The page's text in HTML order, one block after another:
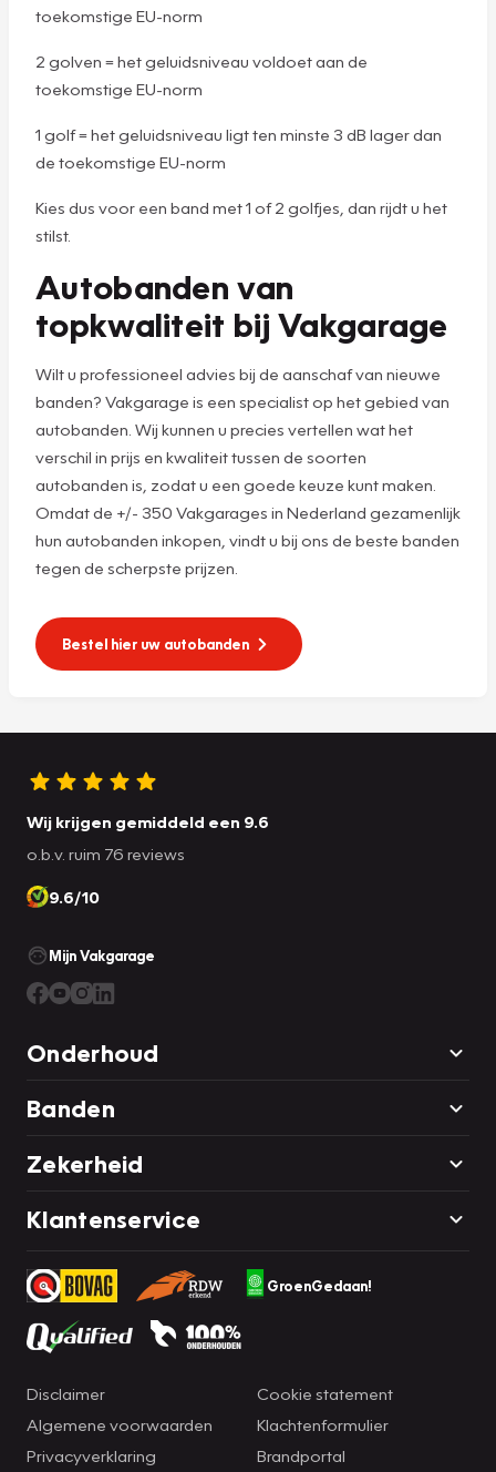
toekomstige EU-norm
2 golven = het geluidsniveau voldoet aan de
toekomstige EU-norm
1 golf = het geluidsniveau ligt ten minste 3 dB lager dan
de toekomstige EU-norm
Kies dus voor een band met 1 of 2 golfjes, dan rijdt u het
stilst.
Autobanden van
topkwaliteit bij Vakgarage
Wilt u professioneel advies bij de aanschaf van nieuwe
banden? Vakgarage is een specialist op het gebied van
autobanden. Wij kunnen u precies vertellen wat het
verschil in prijs en kwaliteit tussen de soorten
autobanden is, zodat u een goede keuze kunt maken.
Omdat de +/- 350 Vakgarages in Nederland gezamenlijk
hun autobanden inkopen, vindt u bij ons de beste banden
tegen de scherpste prijzen.
Bestel hier uw autobanden
Wij krijgen gemiddeld een 9.6
o.b.v. ruim 76 reviews
9.6/10
Mijn Vakgarage
Onderhoud
Banden
Zekerheid
Klantenservice
GroenGedaan!
Disclaimer
Algemene voorwaarden
Privacyverklaring
Cookie statement
Klachtenformulier
Brandportal